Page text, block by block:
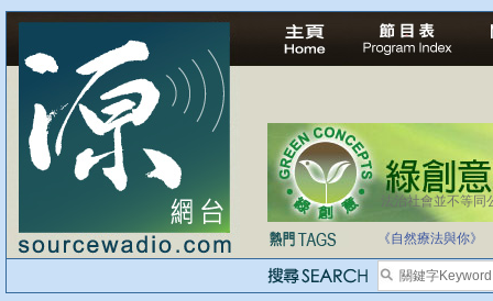
法治社會並不等同
自家教育合法化-
《自然療法與你》